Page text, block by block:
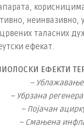
таласних
ефекат.
ЕФЕКТИ
–
– Убрзана
– Појачан
– Смањена